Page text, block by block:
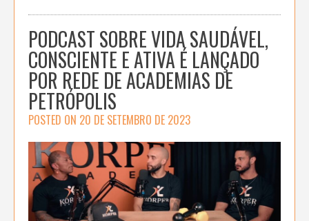
PODCAST SOBRE VIDA SAUDÁVEL,
CONSCIENTE E ATIVA É LANÇADO
POR REDE DE ACADEMIAS DE
PETRÓPOLIS
POSTED ON 20 DE SETEMBRO DE 2023